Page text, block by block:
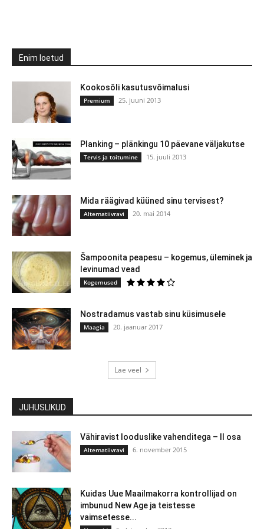
Enim loetud
Kookosõli kasutusvõimalusi
Premium 25. juuni 2013
Planking – plänkingu 10 päevane väljakutse
Tervis ja toitumine 15. juuli 2013
Mida räägivad küüned sinu tervisest?
Alternatiivravi 20. mai 2014
Šampoonita peapesu – kogemus, üleminek ja
levinumad vead
Kogemused
Nostradamus vastab sinu küsimusele
Maagia 20. jaanuar 2017
Lae veel
JUHUSLIKUD
Vähiravist looduslike vahenditega – II osa
Alternatiivravi 6. november 2015
Kuidas Uue Maailmakorra kontrollijad on
imbunud New Age ja teistesse
vaimsetesse...